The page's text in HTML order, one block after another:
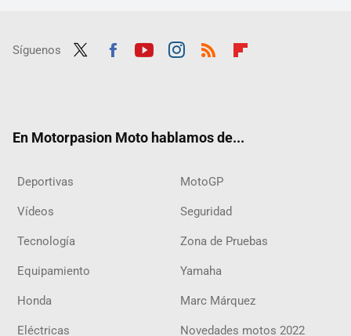
Síguenos
En Motorpasion Moto hablamos de...
Deportivas MotoGP
Vídeos Seguridad
Tecnología Zona de Pruebas
Equipamiento Yamaha
Honda Marc Márquez
Eléctricas Novedades motos 2022